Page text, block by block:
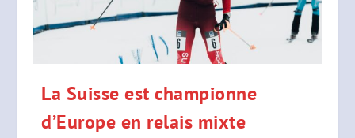
La Suisse est championne
d’Europe en relais mixte